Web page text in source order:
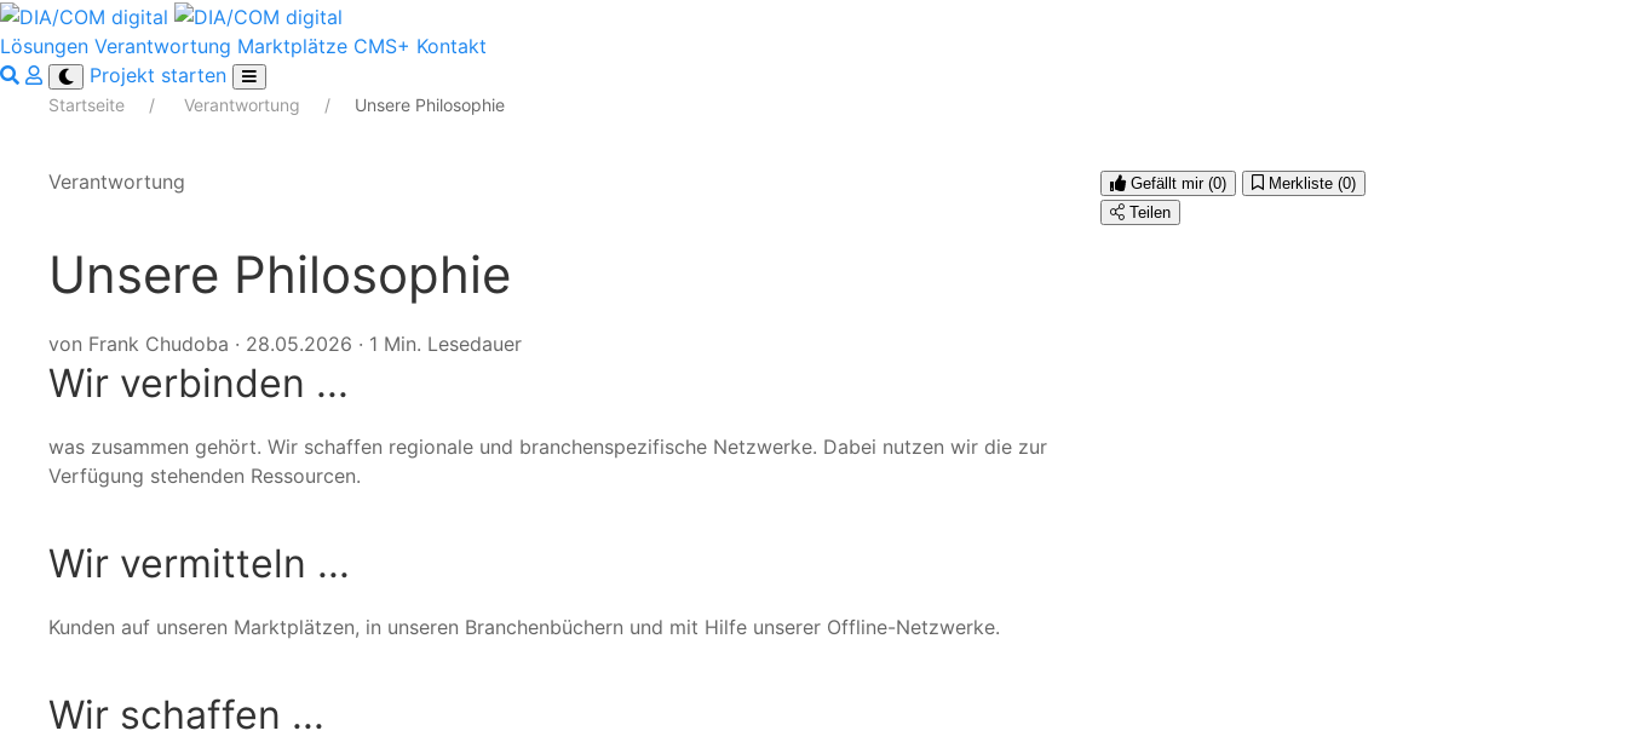
Lösungen Verantwortung Marktplätze CMS+ Kontakt
Projekt starten
Startseite Verantwortung Unsere Philosophie
Verantwortung
Unsere Philosophie
von Frank Chudoba · 28.05.2026 · 1 Min. Lesedauer
Wir verbinden ...
was zusammen gehört. Wir schaffen regionale und branchenspezifische Netzwerke. Dabei nutzen wir die zur
Verfügung stehenden Ressourcen.
Wir vermitteln ...
Kunden auf unseren Marktplätzen, in unseren Branchenbüchern und mit Hilfe unserer Offline-Netzwerke.
Wir schaffen ...
Gefällt mir (0) Merkliste (0)
Teilen